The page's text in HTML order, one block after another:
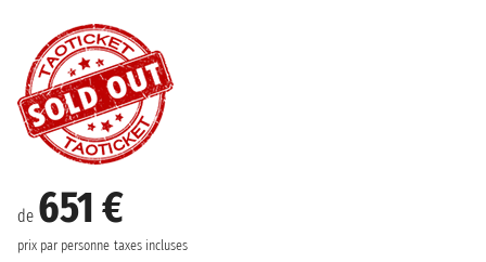
de 651 €
prix par personne taxes incluses